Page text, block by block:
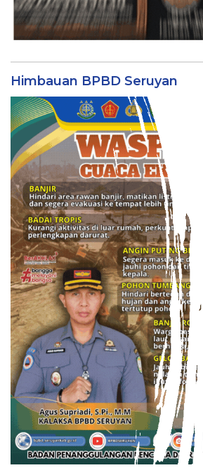
Himbauan BPBD Seruyan